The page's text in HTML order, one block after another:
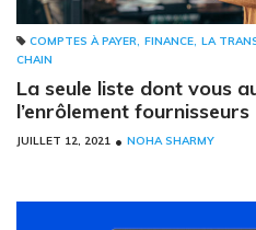
COMPTES À PAYER, FINANCE, LA
CHAIN
La seule liste dont vous
l’enrôlement fournisseurs
JUILLET 12, 2021 • NOHA SHARMY